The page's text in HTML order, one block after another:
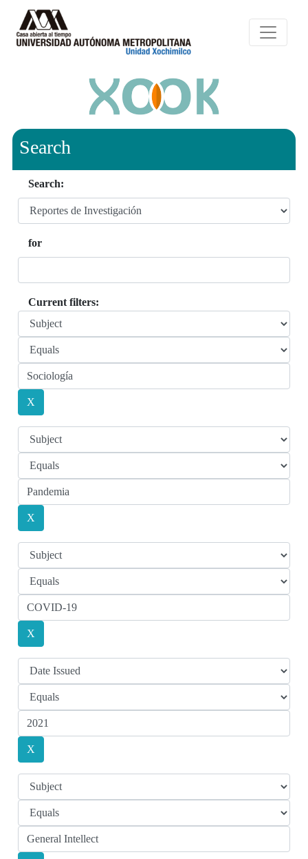
Search
Search:
for
Current filters: